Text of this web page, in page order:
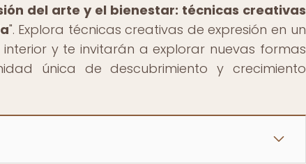
del arte y el bienestar: técnicas creativas
". Explora técnicas creativas de expresión en un
y te invitarán a explorar nuevas formas
única de descubrimiento y crecimiento